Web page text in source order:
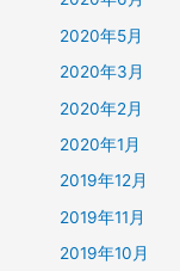
2020年5月
2020年3月
2020年2月
2020年1月
2019年12月
2019年11月
2019年10月